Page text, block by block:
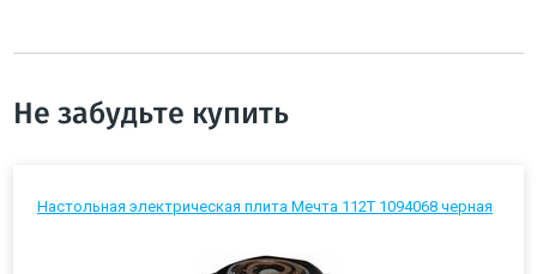
Не забудьте купить
Настольная электрическая плита Мечта 112Т 1094068 черная